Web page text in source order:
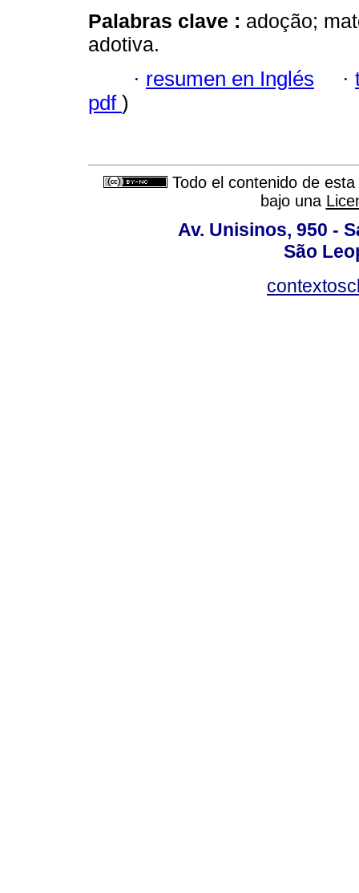
Palabras clave : adoção;
adotiva.
· resumen en Inglés ·
pdf )
Todo el contenido de
bajo una
Av. Unisinos, 950 -
São